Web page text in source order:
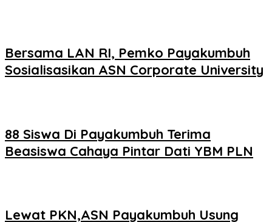
Bersama LAN RI, Pemko Payakumbuh
Sosialisasikan ASN Corporate University
88 Siswa Di Payakumbuh Terima
Beasiswa Cahaya Pintar Dati YBM PLN
Lewat PKN,ASN Payakumbuh Usung